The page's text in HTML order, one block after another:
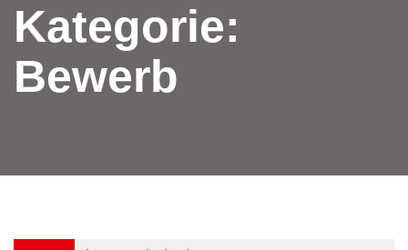
Kategorie:
Bewerb